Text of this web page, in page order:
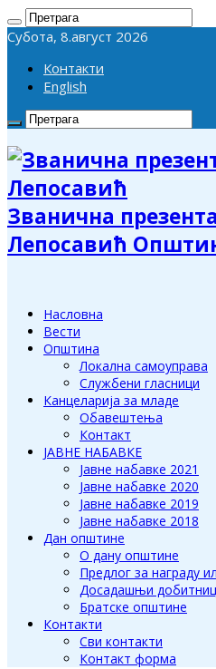
Субота, 8.август 2026
Контакти
English
Званична
Лепосавић
Насловна
Вести
Општина
Локална самоуправа
Службени гласници
Канцеларија за младе
Обавештења
Контакт
ЈАВНЕ НАБАВКЕ
Јавне набавке 2021
Јавне набавке 2020
Јавне набавке 2019
Јавне набавке 2018
Дан општине
О дану општине
Предлог за награду
Досадашњи
Братске општине
Контакти
Сви контакти
Контакт форма